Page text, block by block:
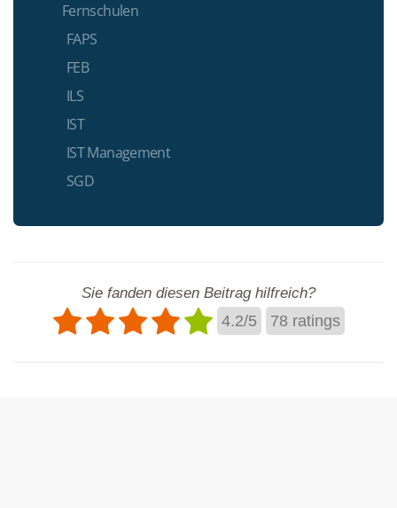
Fernschulen
FAPS
FEB
ILS
IST
IST Management
SGD
Sie fanden diesen Beitrag hilfreich?
4.2/5 78 ratings